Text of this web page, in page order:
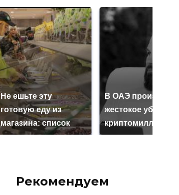
Не ешьте эту
готовую еду из
магазина: список
В ОАЭ произошло
жестокое убийство
криптомиллионера
Рекомендуем